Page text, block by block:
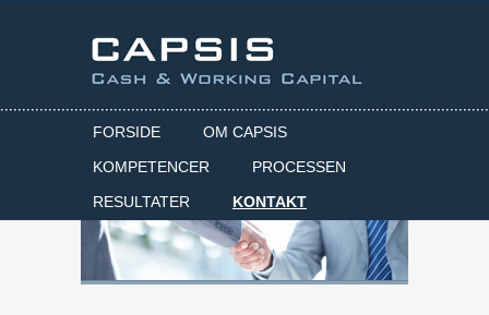
FORSIDE
OM CAPSIS
KOMPETENCER
PROCESSEN
RESULTATER
KONTAKT